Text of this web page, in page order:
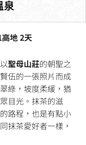
泉
高地 2天
聖母山莊的朝聖之
伍的一張照片而成
綠，坡度柔緩，猶
目光。抹茶的滋
路程，也是有點小
抹茶愛好者一樣，